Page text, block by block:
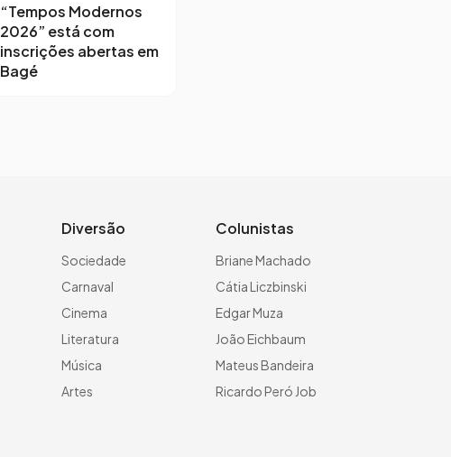
“Tempos Modernos
2026” está com
inscrições abertas em
Bagé
Diversão
Sociedade
Carnaval
Cinema
Literatura
Música
Artes
Colunistas
Briane Machado
Cátia Liczbinski
Edgar Muza
João Eichbaum
Mateus Bandeira
Ricardo Peró Job